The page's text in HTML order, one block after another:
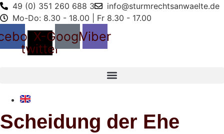
49 (0) 351 260 688 3
info@sturmrechtsanwaelte.de
Mo-Do: 8.30 - 18.00 | Fr 8.30 - 17.00
X-
twitter
GoogleViber
Scheidung der Ehe